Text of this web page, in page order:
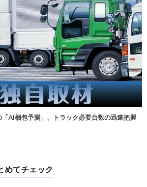
「AI梱包予測」、トラック必要台数の迅速把握
めてチェック